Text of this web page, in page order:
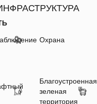
Охрана
Благоустроенная
зеленая
территория